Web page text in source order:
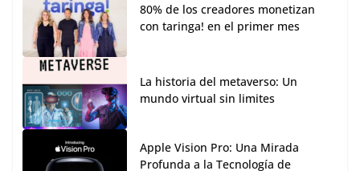
80% de los creadores monetizan
con taringa! en el primer mes
La historia del metaverso: Un
mundo virtual sin limites
Apple Vision Pro: Una Mirada
Profunda a la Tecnología de